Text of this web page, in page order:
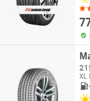
XL